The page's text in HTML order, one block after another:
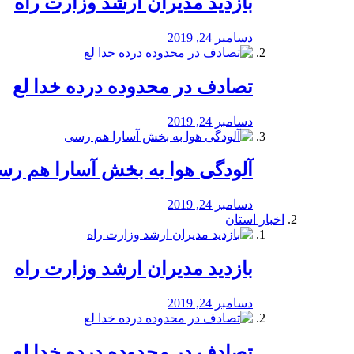
دسامبر 24, 2019
تصادف در محدوده درده خدا لع
دسامبر 24, 2019
آلودگی هوا به بخش آسارا هم
دسامبر 24, 2019
اخبار استان
بازدید مدیران ارشد وزارت راه
دسامبر 24, 2019